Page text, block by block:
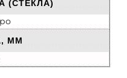
(СТЕКЛА)
ММ